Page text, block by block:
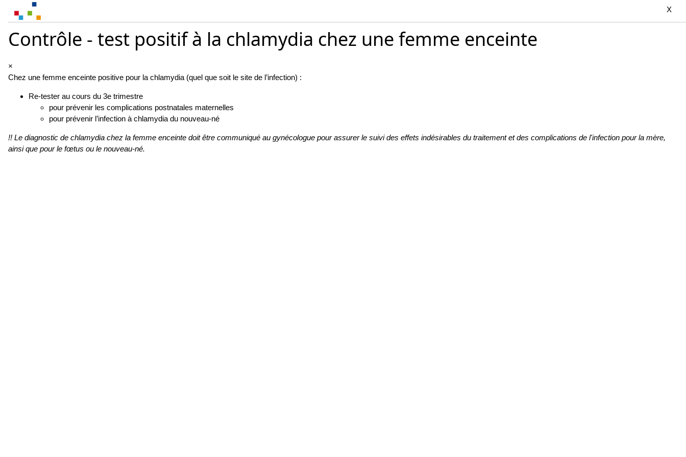
X
Contrôle - test positif à la chlamydia chez une femme enceinte
×
Chez une femme enceinte positive pour la chlamydia (quel que soit le site de l’infection) :
Re-tester au cours du 3e trimestre
pour prévenir les complications postnatales maternelles
pour prévenir l’infection à chlamydia du nouveau-né
!! Le diagnostic de chlamydia chez la femme enceinte doit être communiqué au gynécologue pour assurer le suivi des effets indésirables du traitement et des complications de l'infection pour la mère,
ainsi que pour le fœtus ou le nouveau-né.